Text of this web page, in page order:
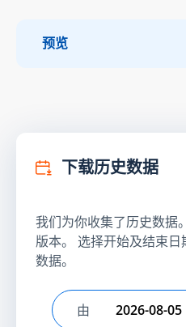
预览
下载历史数据
我们为你收集了历史数据
版本。 选择开始及结束
数据。
选择开始日期
由